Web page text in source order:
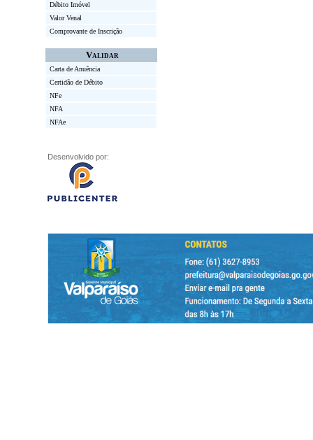
Débito Imóvel
Valor Venal
Comprovante de Inscrição
Validar
Carta de Anuência
Certidão de Débito
NFe
NFA
NFAe
Desenvolvido por: